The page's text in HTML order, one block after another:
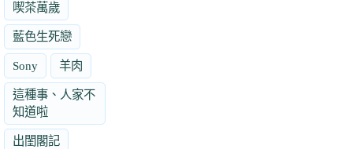
喫茶萬歲
藍色生死戀
Sony 羊肉
這種事、人家不
知道啦
出閨閣記